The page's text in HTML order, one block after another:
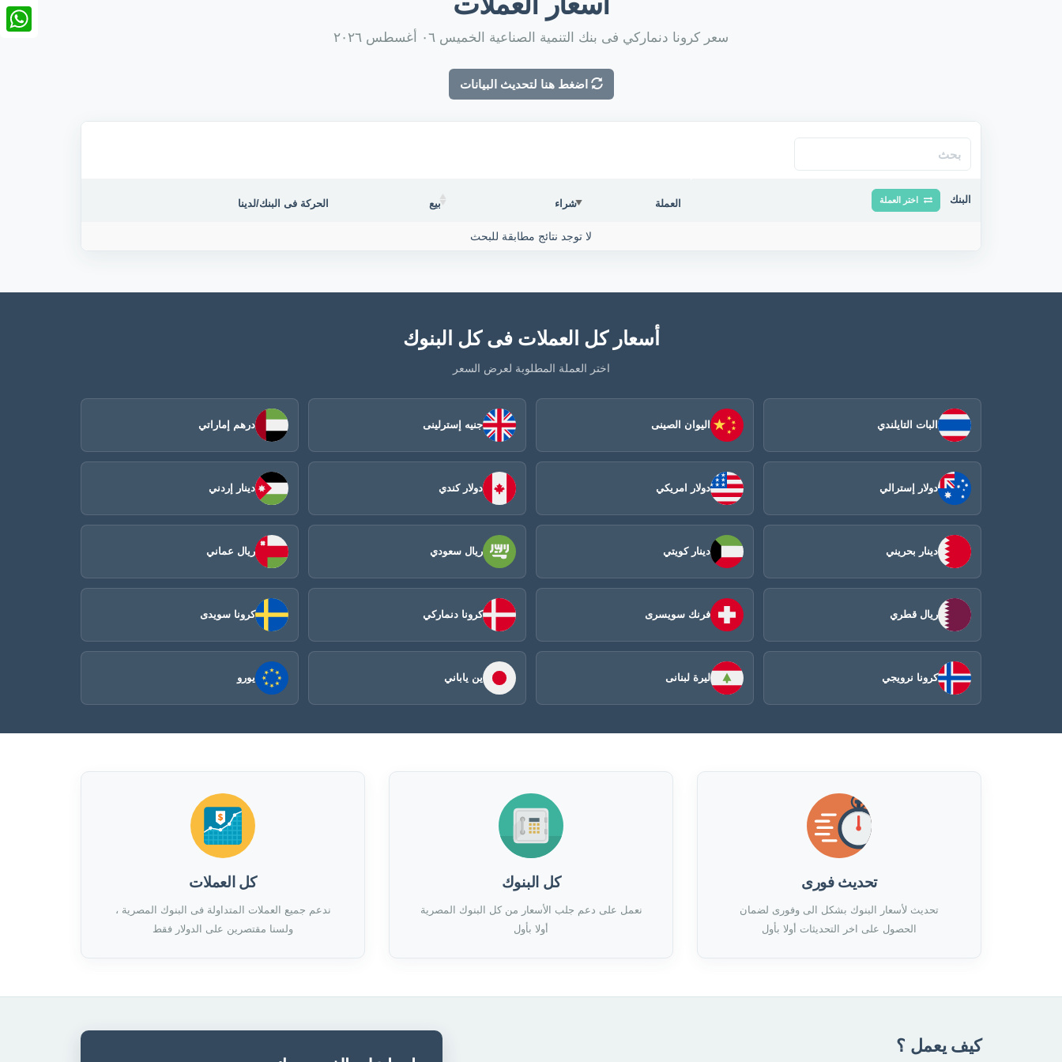
سعر كرونا دنماركي فى بنك التنمية الصناعية الخميس ٠٦ أغسطس ٢٠٢٦
اضغط هنا لتحديث البيانات
البنك اختر العملة العملة شراء بيع الحركة فى البنك/لدينا
لا توجد نتائج مطابقة للبحث
أسعار كل العملات فى كل البنوك
اختر العملة المطلوبة لعرض السعر
البات التايلندي اليوان الصينى​ جنيه إسترلينى درهم إماراتي
دولار إسترالي دولار امريكي دولار كندي دينار إردني
دينار بحريني دينار كويتي ريال سعودي ريال عماني
ريال قطري فرنك سويسرى كرونا دنماركي كرونا سويدى
كرونا نرويجي ليرة لبنانى ين ياباني يورو
تحديث فورى
تحديث لأسعار البنوك بشكل الى وفورى لضمان
الحصول على اخر التحديثات أولا بأول
كل البنوك
نعمل على دعم جلب الأسعار من كل البنوك المصرية
أولا بأول
كل العملات
ندعم جميع العملات المتداولة فى البنوك المصرية ،
ولسنا مقتصرين على الدولار فقط
كيف يعمل ؟